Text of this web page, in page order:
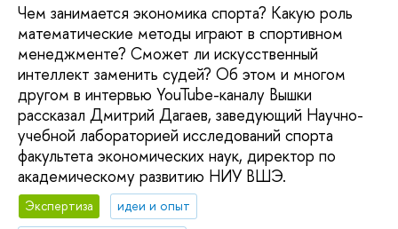
Чем занимается экономика спорта? Какую роль
математические методы играют в спортивном
менеджменте? Сможет ли искусственный
интеллект заменить судей? Об этом и многом
другом в интервью YouTube-каналу Вышки
рассказал Дмитрий Дагаев, заведующий Научно-
учебной лабораторией исследований спорта
факультета экономических наук, директор по
академическому развитию НИУ ВШЭ.
Экспертиза
идеи и опыт